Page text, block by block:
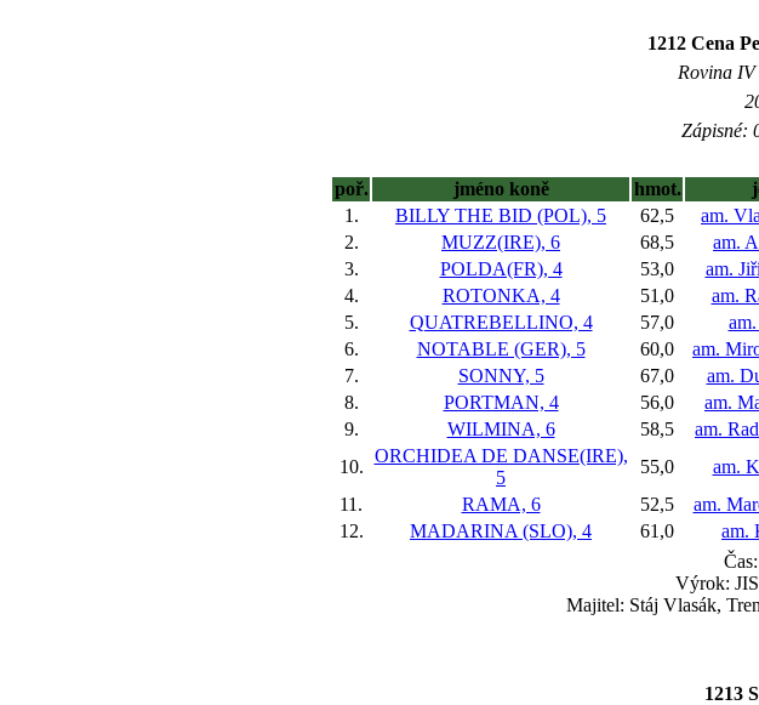
1212 Cena
Rovina
Zápisné:
poř.
jméno koně hmot.
1.
BILLY THE BID (POL), 5 62,5 am.
2.
MUZZ(IRE), 6 68,5 am.
3.
POLDA(FR), 4 53,0 am.
4.
ROTONKA, 4 51,0 am.
5.
QUATREBELLINO, 4 57,0
6.
NOTABLE (GER), 5 60,0 am.
7.
SONNY, 5 67,0 am.
8.
PORTMAN, 4 56,0 am.
9.
WILMINA, 6 58,5 am.
10.
ORCHIDEA DE DANSE(IRE),
5
55,0 am.
11.
RAMA, 6 52,5 am.
12.
MADARINA (SLO), 4 61,0 am.
Čas:
Výrok:
Majitel: Stáj Vlasák,
1213